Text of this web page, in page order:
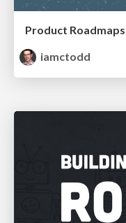
Product
iamctodd